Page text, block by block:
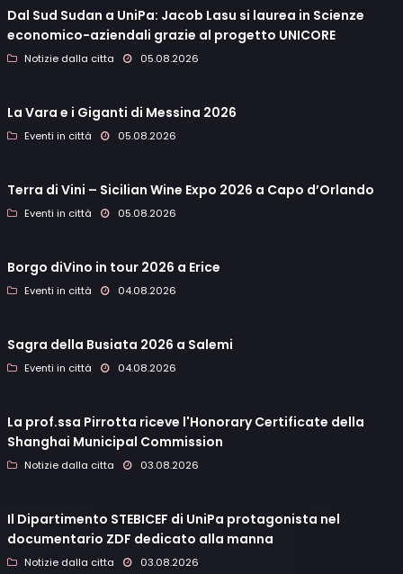
Dal Sud Sudan a UniPa: Jacob Lasu si laurea in Scienze
economico-aziendali grazie al progetto UNICORE
Notizie dalla citta 05.08.2026
La Vara e i Giganti di Messina 2026
Eventi in città 05.08.2026
Terra di Vini – Sicilian Wine Expo 2026 a Capo d’Orlando
Eventi in città 05.08.2026
Borgo diVino in tour 2026 a Erice
Eventi in città 04.08.2026
Sagra della Busiata 2026 a Salemi
Eventi in città 04.08.2026
La prof.ssa Pirrotta riceve l'Honorary Certificate della
Shanghai Municipal Commission
Notizie dalla citta 03.08.2026
Il Dipartimento STEBICEF di UniPa protagonista nel
documentario ZDF dedicato alla manna
Notizie dalla citta 03.08.2026